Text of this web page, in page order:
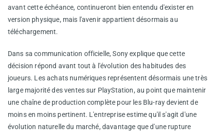
avant cette échéance, continueront bien entendu d'exister en
version physique, mais l'avenir appartient désormais au
téléchargement.
Dans sa communication officielle, Sony explique que cette
décision répond avant tout à l'évolution des habitudes des
joueurs. Les achats numériques représentent désormais une très
large majorité des ventes sur PlayStation, au point que maintenir
une chaîne de production complète pour les Blu-ray devient de
moins en moins pertinent. L'entreprise estime qu'il s'agit d'une
évolution naturelle du marché, davantage que d'une rupture